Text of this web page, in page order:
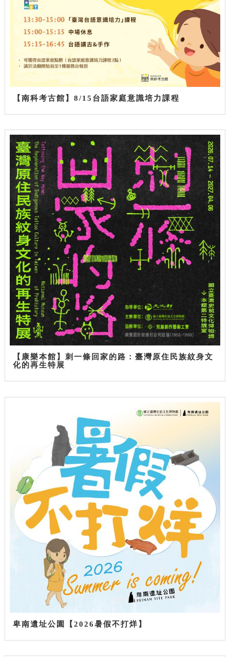
【南科考古館】8/15台語家庭意識培力課程
【康樂本館】刺一條回家的路：臺灣原住民族紋身文
化的再生特展
卑南遺址公園【2026暑假不打烊】